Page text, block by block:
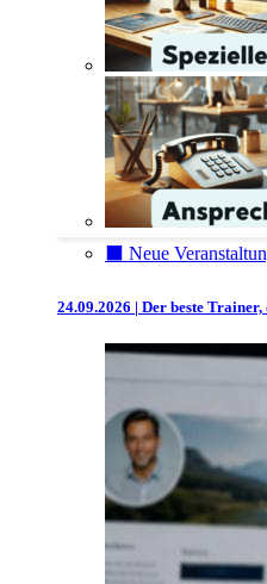
⬛️ Neue
24.09.2026 | Der beste